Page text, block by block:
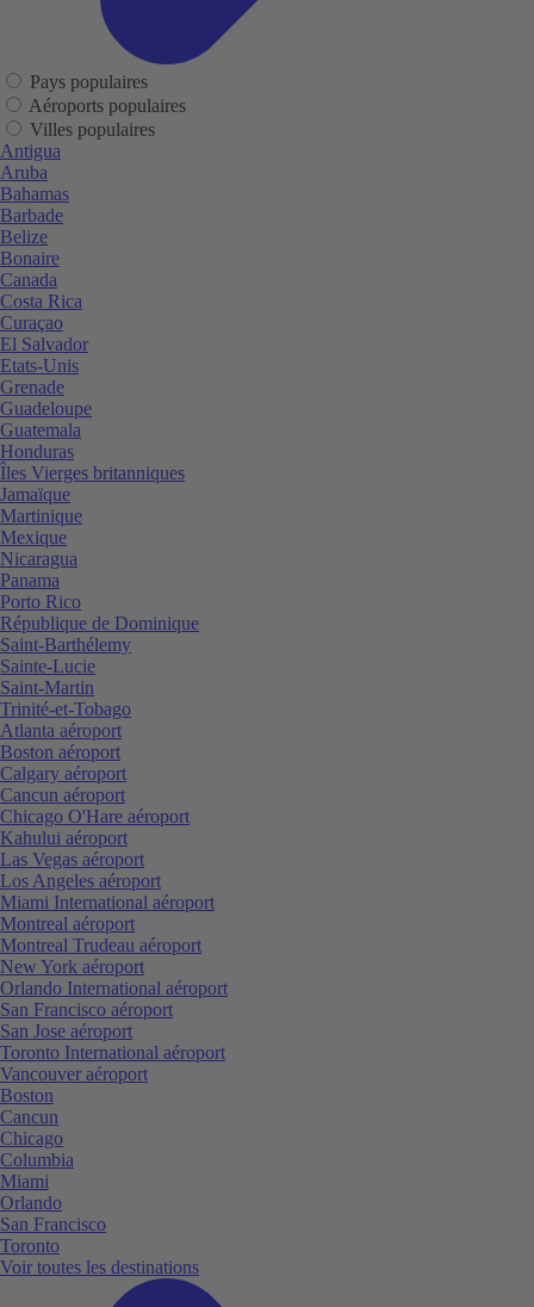
Pays populaires
Aéroports populaires
Villes populaires
Antigua
Aruba
Bahamas
Barbade
Belize
Bonaire
Canada
Costa Rica
Curaçao
El Salvador
Etats-Unis
Grenade
Guadeloupe
Guatemala
Honduras
Îles Vierges britanniques
Jamaïque
Martinique
Mexique
Nicaragua
Panama
Porto Rico
République de Dominique
Saint-Barthélemy
Sainte-Lucie
Saint-Martin
Trinité-et-Tobago
Atlanta aéroport
Boston aéroport
Calgary aéroport
Cancun aéroport
Chicago O'Hare aéroport
Kahului aéroport
Las Vegas aéroport
Los Angeles aéroport
Miami International aéroport
Montreal aéroport
Montreal Trudeau aéroport
New York aéroport
Orlando International aéroport
San Francisco aéroport
San Jose aéroport
Toronto International aéroport
Vancouver aéroport
Boston
Cancun
Chicago
Columbia
Miami
Orlando
San Francisco
Toronto
Voir toutes les destinations